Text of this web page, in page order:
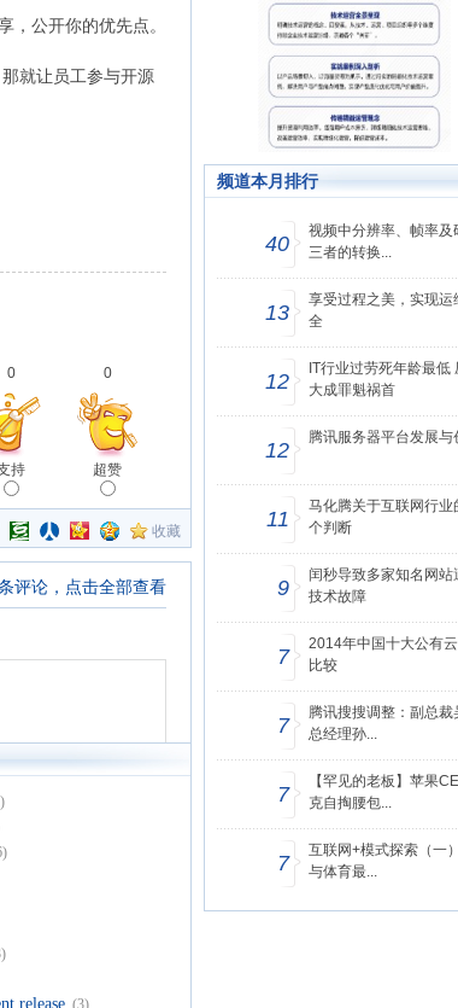
，公开你的优先点。
就让员工参与开源
0
持
0
超赞
收藏
release (3)
频道本月排行
40
视频中分辨率、帧率及
三者的转换...
13
享受过程之美，实现运
全
12
IT行业过劳死年龄最低
大成罪魁祸首
12
腾讯服务器平台发展与
11
马化腾关于互联网行业
个判断
9
闰秒导致多家知名网站
技术故障
7
2014年中国十大公有
比较
7
腾讯搜搜调整：副总裁
总经理孙...
7
【罕见的老板】苹果
克自掏腰包...
7
互联网+模式探索（一
与体育最...